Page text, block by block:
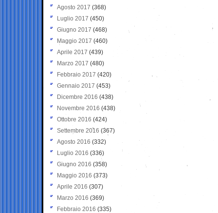
Agosto 2017 (368)
Luglio 2017 (450)
Giugno 2017 (468)
Maggio 2017 (460)
Aprile 2017 (439)
Marzo 2017 (480)
Febbraio 2017 (420)
Gennaio 2017 (453)
Dicembre 2016 (438)
Novembre 2016 (438)
Ottobre 2016 (424)
Settembre 2016 (367)
Agosto 2016 (332)
Luglio 2016 (336)
Giugno 2016 (358)
Maggio 2016 (373)
Aprile 2016 (307)
Marzo 2016 (369)
Febbraio 2016 (335)